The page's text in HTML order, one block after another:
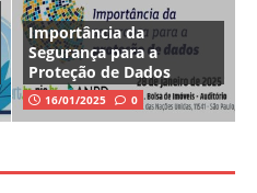
Importância da
Segurança para a
Proteção de Dados
16/01/2025 0